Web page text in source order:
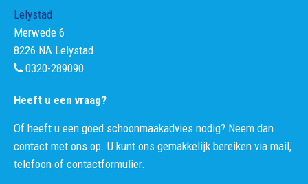
Lelystad
Merwede 6
8226 NA Lelystad
0320-289090
Heeft u een vraag?
Of heeft u een goed schoonmaakadvies nodig? Neem dan
contact met ons op. U kunt ons gemakkelijk bereiken via mail,
telefoon of contactformulier.